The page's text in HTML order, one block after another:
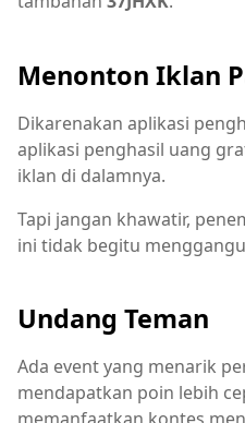
Menonton Iklan
Dikarenakan aplikasi
aplikasi penghasil uang
iklan di dalamnya.
Tapi jangan khawatir,
ini tidak begitu
Undang Teman
Ada event yang menarik
mendapatkan poin lebih